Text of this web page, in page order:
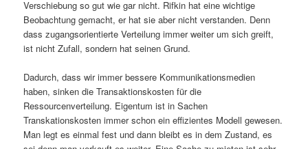
Verschiebung so gut wie gar nicht. Rifkin hat eine wichtige
Beobachtung gemacht, er hat sie aber nicht verstanden. Denn
dass zugangsorientierte Verteilung immer weiter um sich greift,
ist nicht Zufall, sondern hat seinen Grund.
Dadurch, dass wir immer bessere Kommunikationsmedien
haben, sinken die Transaktionskosten für die
Ressourcenverteilung. Eigentum ist in Sachen
Transkationskosten immer schon ein effizientes Modell gewesen.
Man legt es einmal fest und dann bleibt es in dem Zustand, es